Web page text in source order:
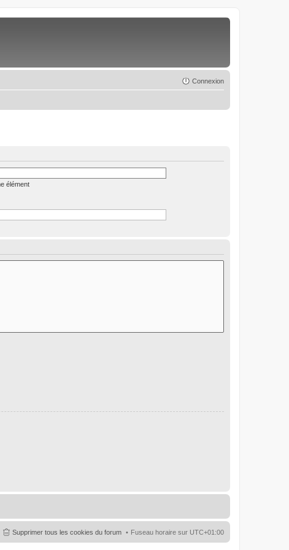
Connexion
élément
Fuseau horaire sur UTC+01:00
Supprimer tous les cookies du forum